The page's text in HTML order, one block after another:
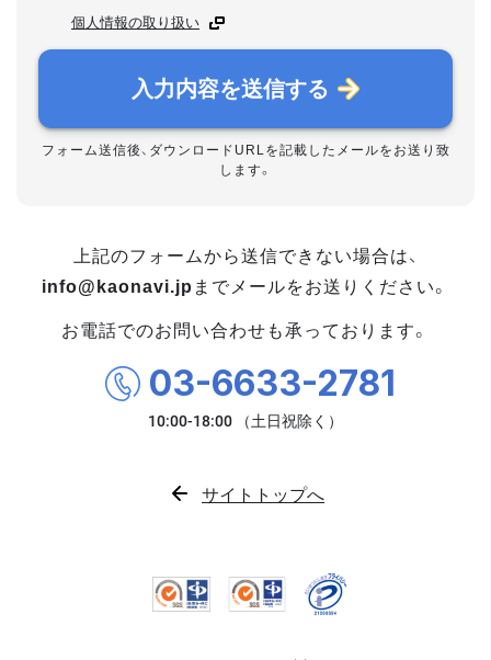
個人情報の取り扱い
入力内容を送信する
フォーム送信後、ダウンロードURLを記載したメールをお送り致
します。
上記のフォームから送信できない場合は、
info@kaonavi.jp までメールをお送りください。
お電話でのお問い合わせも承っております。
03-6633-2781
サイトトップへ